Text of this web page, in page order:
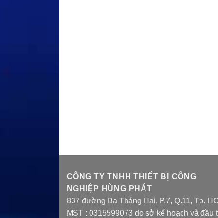
CÔNG TY TNHH THIẾT BỊ CÔNG
NGHIỆP HÙNG PHÁT
837 đường Ba Tháng Hai, P.7, Q.11, Tp.
MST : 0315599073 do sở kế hoạch và đầu